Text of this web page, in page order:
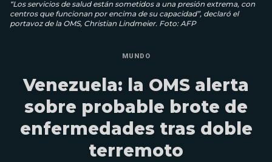
“Los servicios de salud están sometidos a una presión extrema, con
centros que funcionan por encima de su capacidad”, declaró el
portavoz de la OMS, Christian Lindmeier. Foto: AFP
MUNDO
Venezuela: la OMS alerta
sobre probable brote de
enfermedades tras doble
terremoto